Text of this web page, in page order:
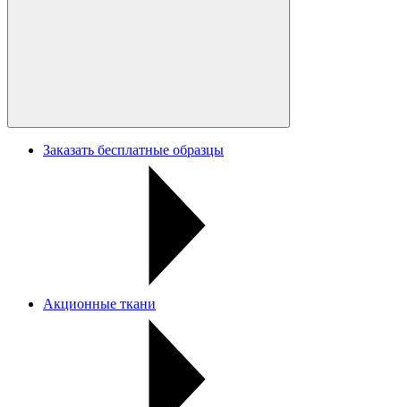
Заказать бесплатные образцы
Акционные ткани